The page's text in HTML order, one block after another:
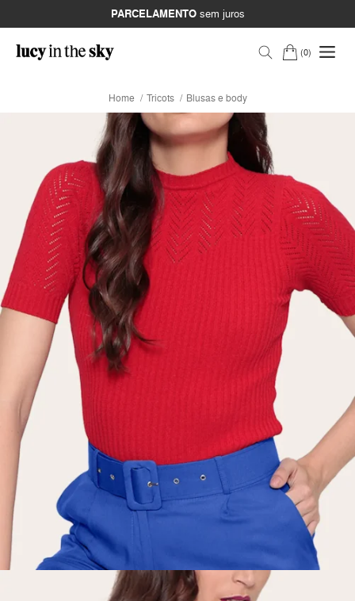
PARCELAMENTOsem juros
0
Home Tricots Blusas e body